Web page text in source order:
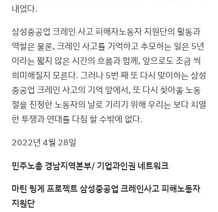
내었다.
삼성중공업 크레인 사고 피해자노동자 지원단의 활동과
역할은 물론, 크레인 사고를 기억하고 추모하는 일은 5년
이라는 짧지 않은 시간의 흐름과 함께, 앞으로도 조금 씩
희미해질지 모른다. 그러나 5번 째 또 다시 맞이하는 삼성
중공업 크레인 사고의 기억 앞에서, 또 다시 찾아올 노동
절을 진정한 노동자의 날로 기리기 위해 우리는 보다 치열
한 투쟁과 연대를 다짐 할 수밖에 없다.
2022년 4월 28일
민주노총 경남지역본부/ 기업과인권 네트워크
마틴 링게 프로젝트 삼성중공업 크레인사고 피해노동자
지원단